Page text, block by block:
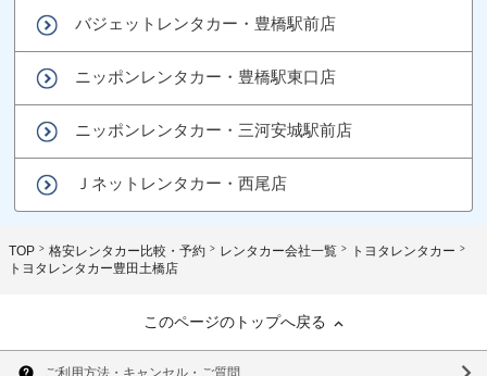
バジェットレンタカー・豊橋駅前店
ニッポンレンタカー・豊橋駅東口店
ニッポンレンタカー・三河安城駅前店
Ｊネットレンタカー・西尾店
TOP 格安レンタカー比較・予約 レンタカー会社一覧
トヨタレンタカー
トヨタレンタカー豊田土橋店
このページのトップへ戻る